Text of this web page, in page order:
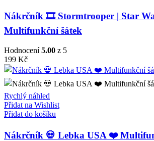
Nákrčník 🎞️ Stormtrooper | Star
Multifunkční šátek
Hodnocení5.00 z 5
199 Kč
Rychlý náhled
Přidat na Wishlist
Přidat do košíku
Nákrčník 💀 Lebka USA ❤️